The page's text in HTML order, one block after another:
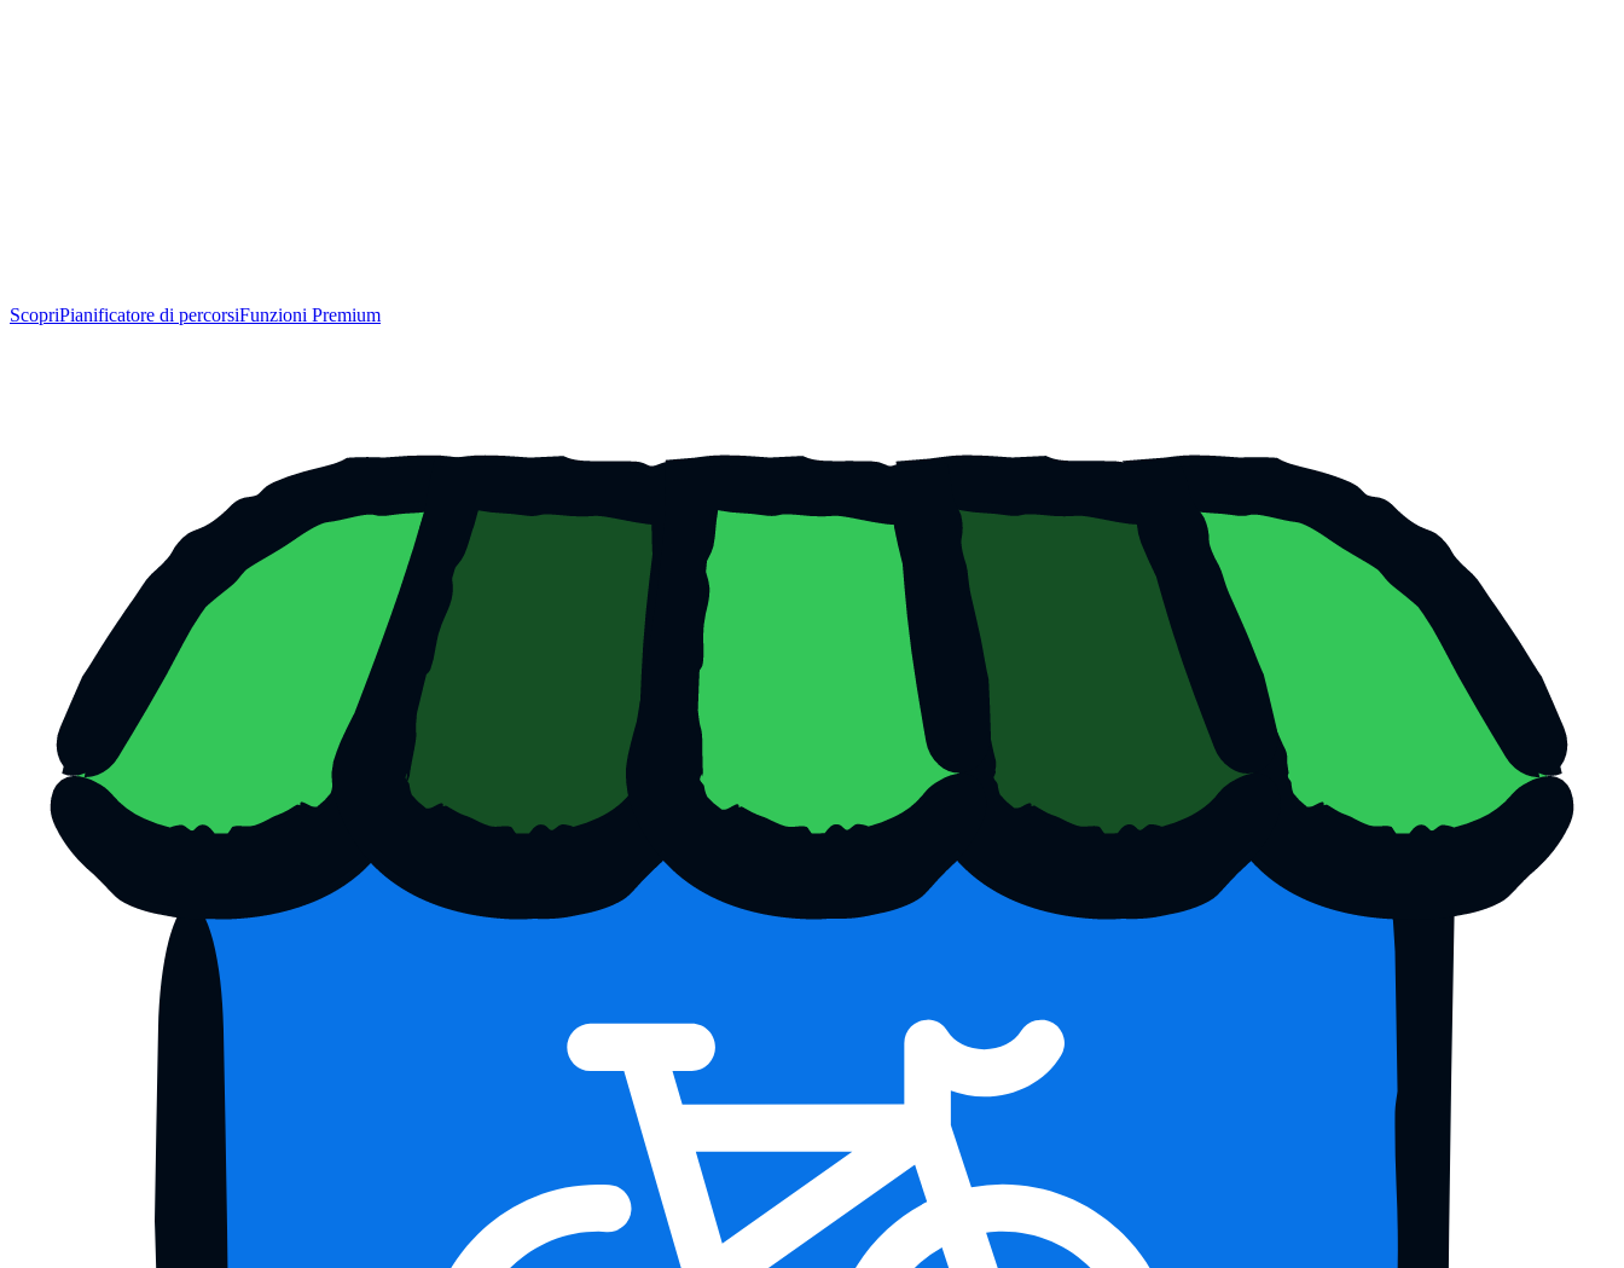
ScopriPianificatore di percorsiFunzioni Premium